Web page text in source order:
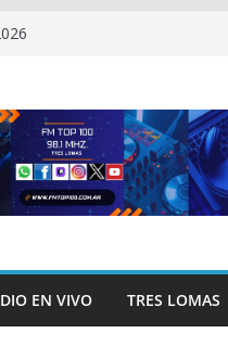
EN VIVO TRES LOMAS